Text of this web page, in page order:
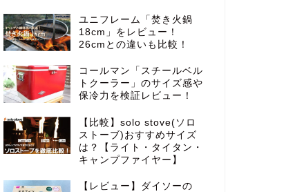
ユニフレーム「焚き火鍋
18cm」をレビュー！
26cmとの違いも比較！
コールマン「スチールベル
トクーラー」のサイズ感や
保冷力を検証レビュー！
【比較】solo stove(ソロ
ストーブ)おすすめサイズ
は？【ライト・タイタン・
キャンプファイヤー】
【レビュー】ダイソーの